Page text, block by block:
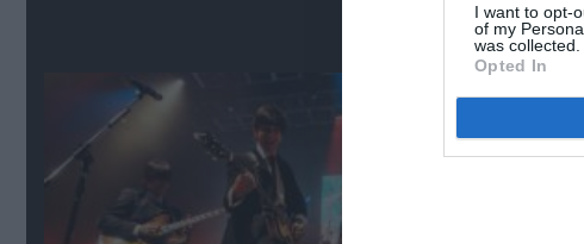
I want to opt-
of my
was collected.
Opted In